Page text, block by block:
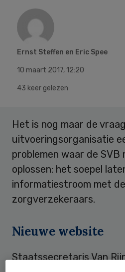
Ernst Steffen en Eric Spee
10 maart 2017, 12:20
43 keer gelezen
Het is nog maar de
uitvoeringsorganisatie
problemen waar de SVB
oplossen: het soepel
informatiestroom met
zorgverzekeraars.
Nieuwe website
Staatssecretaris Van